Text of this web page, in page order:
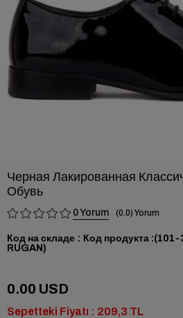
Черная Лакированная
Обувь
0 0.0
Код на складе
(101-
RUGAN)
0.00 USD
Sepetteki Fiyatı : 209,3 TL